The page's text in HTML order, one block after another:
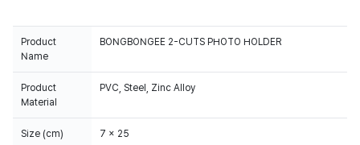
Product
Name
BONGBONGEE 2-CUTS PHOTO HOLDER
Product
Material
PVC, Steel, Zinc Alloy
Size (cm) 7 x 25